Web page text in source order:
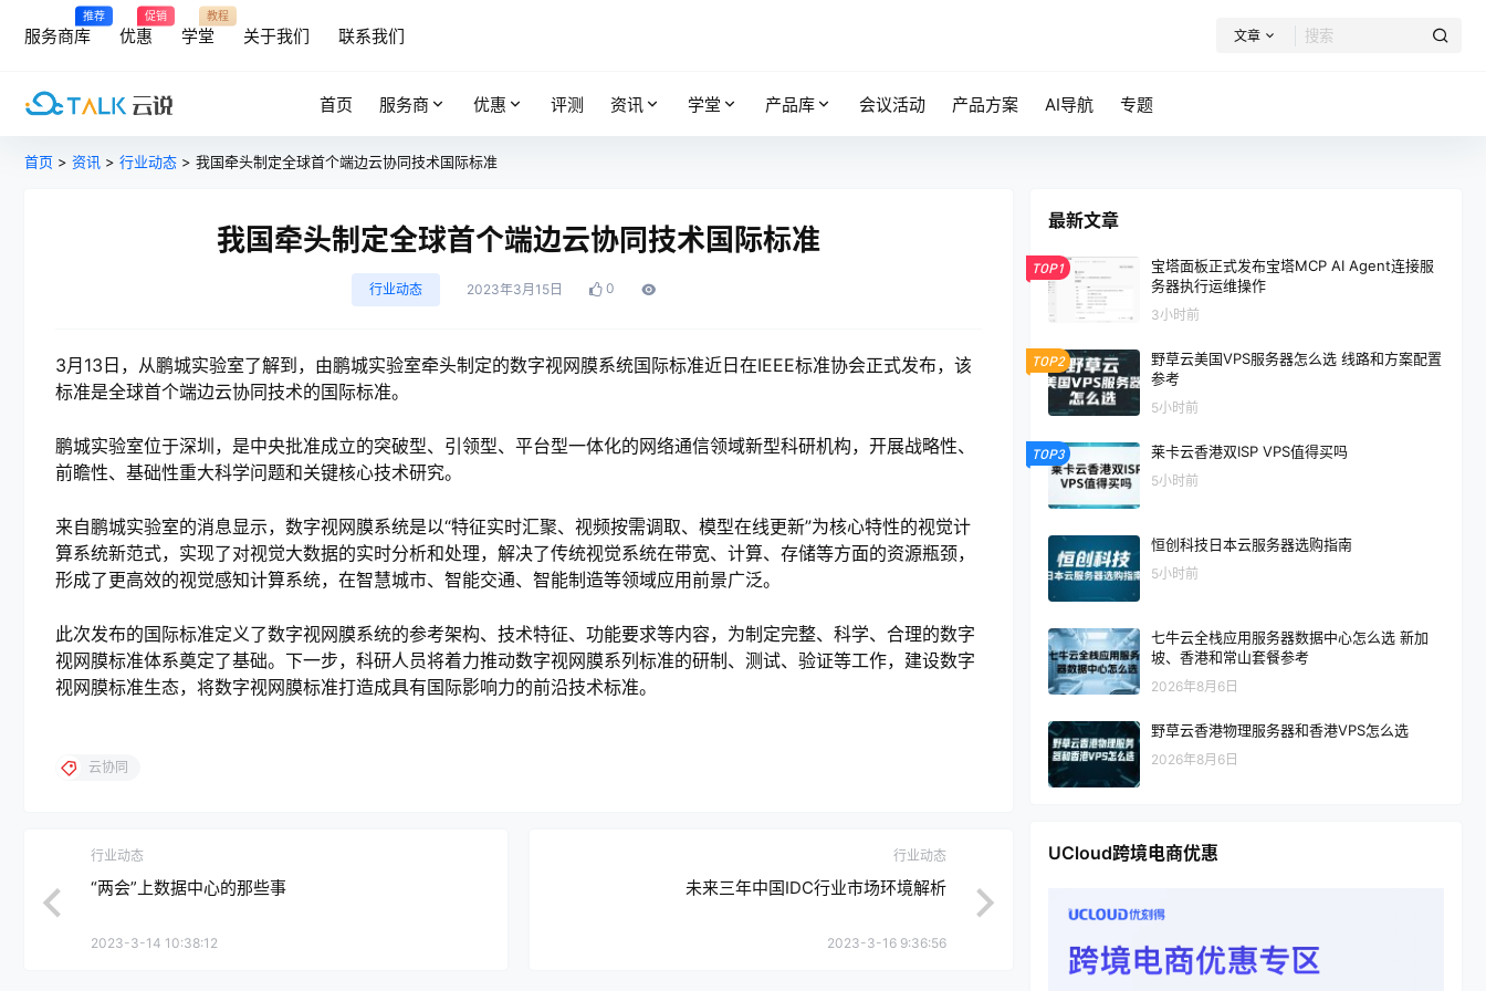
推荐
服务商库
促销
优惠
教程
学堂 关于我们 联系我们 文章
首页 服务商 优惠 评测 资讯 学堂 产品库 会议活动 产品方案 AI导航 专题
首页 > 资讯 > 行业动态 > 我国牵头制定全球首个端边云协同技术国际标准
我国牵头制定全球首个端边云协同技术国际标准
行业动态 2023年3月15日 0
3月13日，从鹏城实验室了解到，由鹏城实验室牵头制定的数字视网膜系统国际标准近日在IEEE标准协会正式发布，该
标准是全球首个端边云协同技术的国际标准。
鹏城实验室位于深圳，是中央批准成立的突破型、引领型、平台型一体化的网络通信领域新型科研机构，开展战略性、
前瞻性、基础性重大科学问题和关键核心技术研究。
来自鹏城实验室的消息显示，数字视网膜系统是以“特征实时汇聚、视频按需调取、模型在线更新”为核心特性的视觉计
算系统新范式，实现了对视觉大数据的实时分析和处理，解决了传统视觉系统在带宽、计算、存储等方面的资源瓶颈，
形成了更高效的视觉感知计算系统，在智慧城市、智能交通、智能制造等领域应用前景广泛。
此次发布的国际标准定义了数字视网膜系统的参考架构、技术特征、功能要求等内容，为制定完整、科学、合理的数字
视网膜标准体系奠定了基础。下一步，科研人员将着力推动数字视网膜系列标准的研制、测试、验证等工作，建设数字
视网膜标准生态，将数字视网膜标准打造成具有国际影响力的前沿技术标准。
云协同
行业动态
“两会”上数据中心的那些事
2023-3-14 10:38:12
行业动态
未来三年中国IDC行业市场环境解析
2023-3-16 9:36:56
最新文章
TOP1
宝塔面板正式发布宝塔MCP AI Agent连接服
务器执行运维操作
3小时前
TOP2
野草云美国VPS服务器怎么选 线路和方案配置
参考
5小时前
TOP3 莱卡云香港双ISP VPS值得买吗
5小时前
恒创科技日本云服务器选购指南
5小时前
七牛云全栈应用服务器数据中心怎么选 新加
坡、香港和常山套餐参考
2026年8月6日
野草云香港物理服务器和香港VPS怎么选
2026年8月6日
UCloud跨境电商优惠